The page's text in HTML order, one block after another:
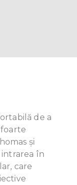
de a
și
în
care